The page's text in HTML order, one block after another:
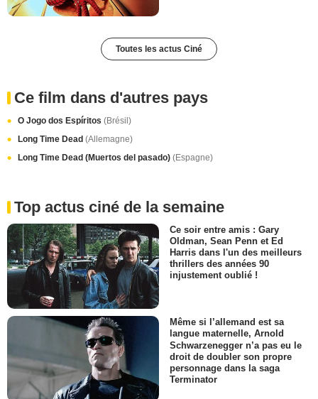
Toutes les actus Ciné
Ce film dans d'autres pays
O Jogo dos Espíritos (Brésil)
Long Time Dead (Allemagne)
Long Time Dead (Muertos del pasado) (Espagne)
Top actus ciné de la semaine
Ce soir entre amis : Gary
Oldman, Sean Penn et Ed
Harris dans l'un des meilleurs
thrillers des années 90
injustement oublié !
Même si l’allemand est sa
langue maternelle, Arnold
Schwarzenegger n’a pas eu le
droit de doubler son propre
personnage dans la saga
Terminator